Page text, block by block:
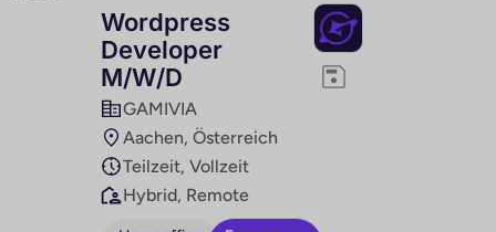
Wordpress
Developer
M/W/D
GAMIVIA
Aachen, Österreich
Teilzeit, Vollzeit
Hybrid, Remote